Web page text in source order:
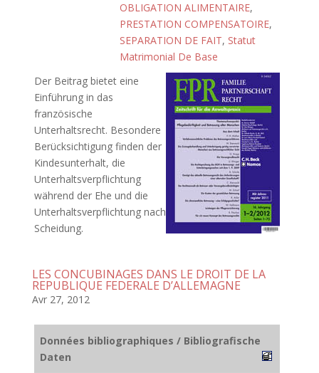
OBLIGATION ALIMENTAIRE,
PRESTATION COMPENSATOIRE,
SEPARATION DE FAIT, Statut
Matrimonial De Base
Der Beitrag bietet eine
Einführung in das
französische
Unterhaltsrecht. Besondere
Berücksichtigung finden der
Kindesunterhalt, die
Unterhaltsverpflichtung
während der Ehe und die
Unterhaltsverpflichtung nach
Scheidung.
LES CONCUBINAGES DANS LE DROIT DE LA
REPUBLIQUE FEDERALE D’ALLEMAGNE
Avr 27, 2012
Données bibliographiques / Bibliografische
Daten